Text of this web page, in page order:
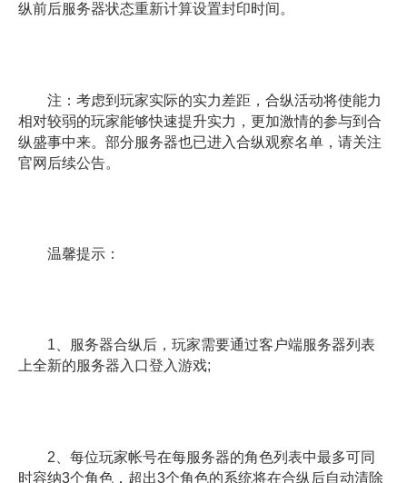
纵前后服务器状态重新计算设置封印时间。
注：考虑到玩家实际的实力差距，合纵活动将使能力
相对较弱的玩家能够快速提升实力，更加激情的参与到合
纵盛事中来。部分服务器也已进入合纵观察名单，请关注
官网后续公告。
温馨提示：
1、服务器合纵后，玩家需要通过客户端服务器列表
上全新的服务器入口登入游戏;
2、每位玩家帐号在每服务器的角色列表中最多可同
时容纳3个角色，超出3个角色的系统将在合纵后自动清除